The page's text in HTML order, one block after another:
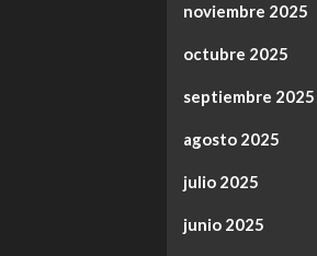
noviembre 2025
octubre 2025
septiembre 2025
agosto 2025
julio 2025
junio 2025